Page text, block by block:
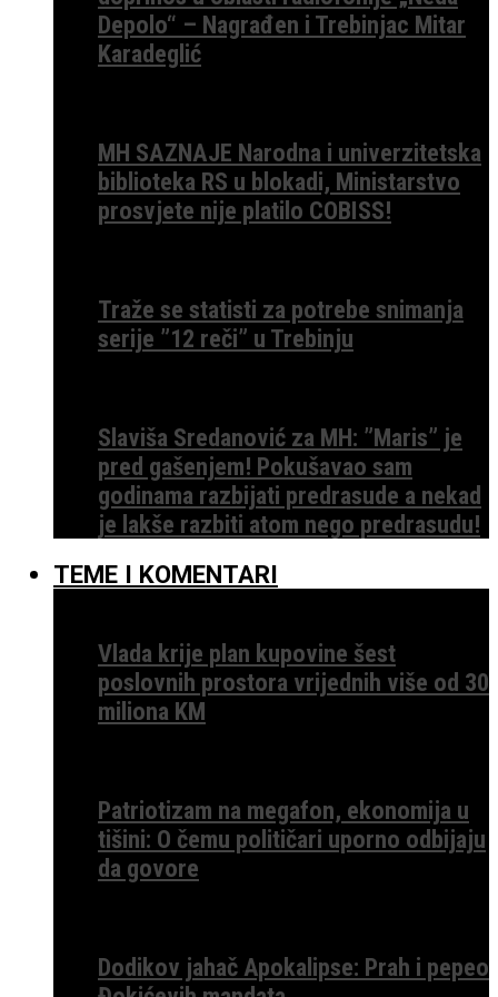
Depolo“ – Nagrađen i Trebinjac Mitar
Karadeglić
MH SAZNAJE Narodna i univerzitetska
biblioteka RS u blokadi, Ministarstvo
prosvjete nije platilo COBISS!
Traže se statisti za potrebe snimanja
serije ”12 reči” u Trebinju
Slaviša Sredanović za MH: ”Maris” je
pred gašenjem! Pokušavao sam
godinama razbijati predrasude a nekad
je lakše razbiti atom nego predrasudu!
TEME I KOMENTARI
Vlada krije plan kupovine šest
poslovnih prostora vrijednih više od 30
miliona KM
Patriotizam na megafon, ekonomija u
tišini: O čemu političari uporno odbijaju
da govore
Dodikov jahač Apokalipse: Prah i pepeo